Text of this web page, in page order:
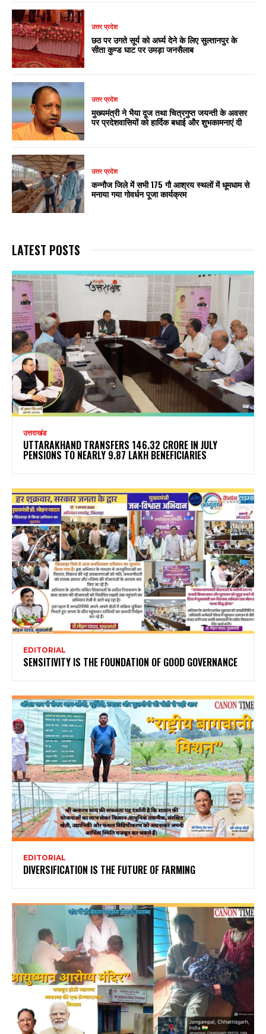
उत्तर प्रदेश
छठ पर उगते सूर्य को अर्घ्य देने के लिए सुल्तानपुर के
सीता कुण्ड घाट पर उमड़ा जनसैलाब
उत्तर प्रदेश
मुख्यमंत्री ने भैया दूज तथा चित्रगुप्त जयन्ती के अवसर
पर प्रदेशवासियों को हार्दिक बधाई और शुभकामनाएं दी
उत्तर प्रदेश
कन्नौज जिले में सभी 175 गौ आश्रय स्थलों में धूमधाम से
मनाया गया गोवर्धन पूजा कार्यक्रम
LATEST POSTS
उत्तराखंड
UTTARAKHAND TRANSFERS ₹146.32 CRORE IN JULY
PENSIONS TO NEARLY 9.87 LAKH BENEFICIARIES
EDITORIAL
SENSITIVITY IS THE FOUNDATION OF GOOD GOVERNANCE
EDITORIAL
DIVERSIFICATION IS THE FUTURE OF FARMING